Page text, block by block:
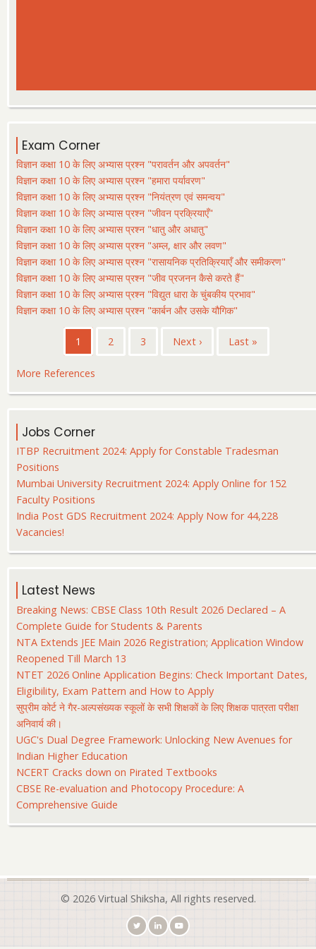
Exam Corner
विज्ञान कक्षा 10 के लिए अभ्यास प्रश्न "परावर्तन और अपवर्तन"
विज्ञान कक्षा 10 के लिए अभ्यास प्रश्न "हमारा पर्यावरण"
विज्ञान कक्षा 10 के लिए अभ्यास प्रश्न "नियंत्रण एवं समन्वय"
विज्ञान कक्षा 10 के लिए अभ्यास प्रश्न "जीवन प्रक्रियाएँ"
विज्ञान कक्षा 10 के लिए अभ्यास प्रश्न "धातु और अधातु"
विज्ञान कक्षा 10 के लिए अभ्यास प्रश्न "अम्ल, क्षार और लवण"
विज्ञान कक्षा 10 के लिए अभ्यास प्रश्न "रासायनिक प्रतिक्रियाएँ और समीकरण"
विज्ञान कक्षा 10 के लिए अभ्यास प्रश्न "जीव प्रजनन कैसे करते हैं"
विज्ञान कक्षा 10 के लिए अभ्यास प्रश्न "विद्युत धारा के चुंबकीय प्रभाव"
विज्ञान कक्षा 10 के लिए अभ्यास प्रश्न "कार्बन और उसके यौगिक"
PaginationCurrent
page
1 पृष्ठ
2 पृष्ठ
3
Next
Next ›
Last
Last »
More References
Jobs Corner
ITBP Recruitment 2024: Apply for Constable Tradesman
Positions
Mumbai University Recruitment 2024: Apply Online for 152
Faculty Positions
India Post GDS Recruitment 2024: Apply Now for 44,228
Vacancies!
Latest News
Breaking News: CBSE Class 10th Result 2026 Declared – A
Complete Guide for Students & Parents
NTA Extends JEE Main 2026 Registration; Application Window
Reopened Till March 13
NTET 2026 Online Application Begins: Check Important Dates,
Eligibility, Exam Pattern and How to Apply
सुप्रीम कोर्ट ने गैर-अल्पसंख्यक स्कूलों के सभी शिक्षकों के लिए शिक्षक पात्रता परीक्षा
अनिवार्य की।
UGC's Dual Degree Framework: Unlocking New Avenues for
Indian Higher Education
NCERT Cracks down on Pirated Textbooks
CBSE Re-evaluation and Photocopy Procedure: A
Comprehensive Guide
© 2026 Virtual Shiksha, All rights reserved.